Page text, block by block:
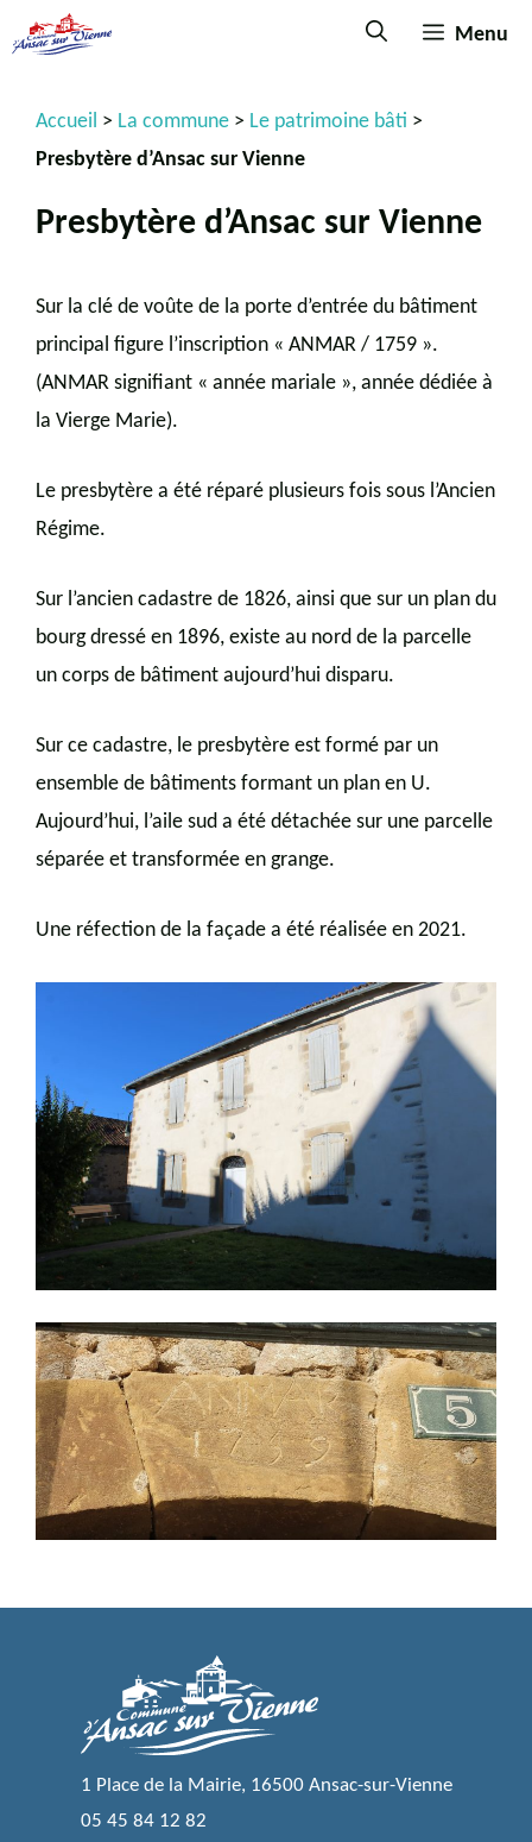
Menu
Accueil > La commune > Le patrimoine bâti >
Presbytère d’Ansac sur Vienne
Presbytère d’Ansac sur Vienne
Sur la clé de voûte de la porte d’entrée du bâtiment
principal figure l’inscription « ANMAR / 1759 ».
(ANMAR signifiant « année mariale », année dédiée à
la Vierge Marie).
Le presbytère a été réparé plusieurs fois sous l’Ancien
Régime.
Sur l’ancien cadastre de 1826, ainsi que sur un plan du
bourg dressé en 1896, existe au nord de la parcelle
un corps de bâtiment aujourd’hui disparu.
Sur ce cadastre, le presbytère est formé par un
ensemble de bâtiments formant un plan en U.
Aujourd’hui, l’aile sud a été détachée sur une parcelle
séparée et transformée en grange.
Une réfection de la façade a été réalisée en 2021.
1 Place de la Mairie, 16500 Ansac-sur-Vienne
05 45 84 12 82